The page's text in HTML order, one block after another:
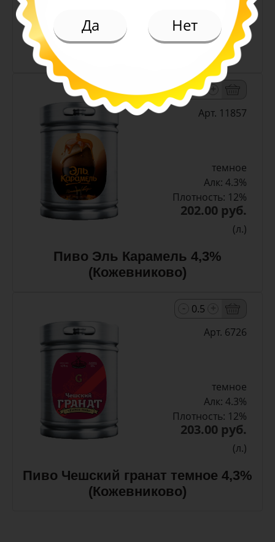
(л.)
Пиво Снежный Эль белое н/ф
-
+
Арт. 11857
темное
Алк: 4.3%
Плотность: 12%
202.00 руб.
(л.)
Пиво Эль Карамель 4,3%
(Кожевниково)
Арт. 6726
темное
Алк: 4.3%
Плотность: 12%
203.00 руб.
(л.)
Пиво Чешский гранат темное 4,3%
(Кожевниково)
Да Нет